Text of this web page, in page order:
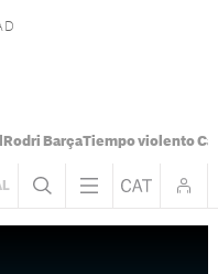
Rodri BarçaTiempo violento